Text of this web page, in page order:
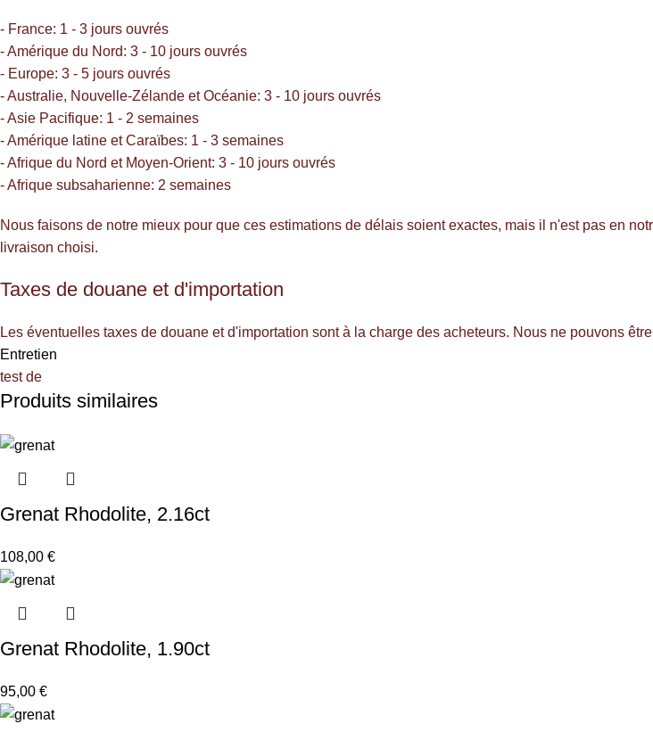
- France: 1 - 3 jours ouvrés
- Amérique du Nord: 3 - 10 jours ouvrés
- Europe: 3 - 5 jours ouvrés
- Australie, Nouvelle-Zélande et Océanie: 3 - 10 jours ouvrés
- Asie Pacifique: 1 - 2 semaines
- Amérique latine et Caraïbes: 1 - 3 semaines
- Afrique du Nord et Moyen-Orient: 3 - 10 jours ouvrés
- Afrique subsaharienne: 2 semaines
Nous faisons de notre mieux pour que ces estimations de délais soient exactes, mais il n'est pas en
livraison choisi.
Taxes de douane et d'importation
Les éventuelles taxes de douane et d'importation sont à la charge des acheteurs. Nous ne pouvons
Entretien
test de
Produits similaires
Grenat Rhodolite, 2.16ct
108,00 €
Grenat Rhodolite, 1.90ct
95,00 €